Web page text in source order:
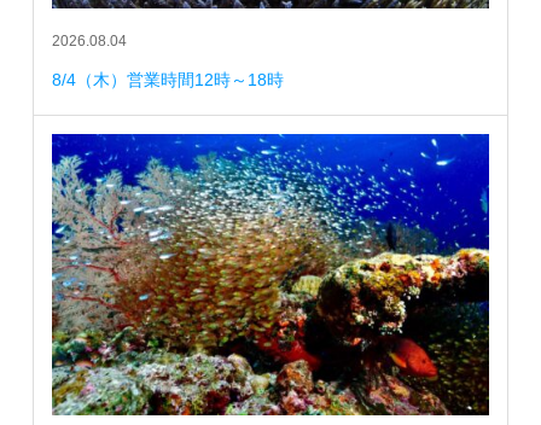
2026.08.04
8/4（木）営業時間12時～18時